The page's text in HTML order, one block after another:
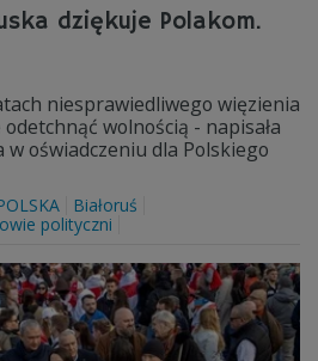
dziękuje Polakom.
niesprawiedliwego więzienia
wolnością - napisała
w oświadczeniu dla Polskiego
Białoruś
polityczni